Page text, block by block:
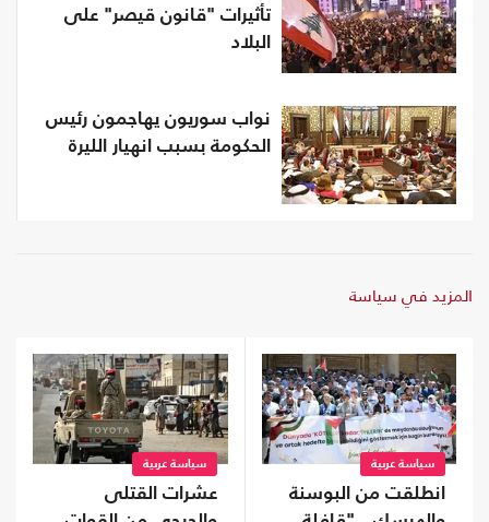
تأثيرات "قانون قيصر" على
البلاد
نواب سوريون يهاجمون رئيس
الحكومة بسبب انهيار الليرة
المزيد في سياسة
سياسة عربية
انطلقت من البوسنة
سياسة عربية
عشرات القتلى